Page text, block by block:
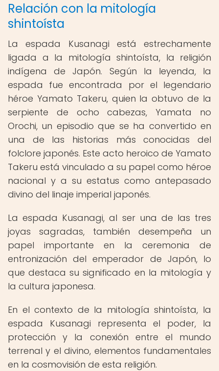
Relación con la mitología
shintoísta
La espada Kusanagi está estrechamente
ligada a la mitología shintoísta, la religión
indígena de Japón. Según la leyenda, la
espada fue encontrada por el legendario
héroe Yamato Takeru, quien la obtuvo de la
serpiente de ocho cabezas, Yamata no
Orochi, un episodio que se ha convertido en
una de las historias más conocidas del
folclore japonés. Este acto heroico de Yamato
Takeru está vinculado a su papel como héroe
nacional y a su estatus como antepasado
divino del linaje imperial japonés.
La espada Kusanagi, al ser una de las tres
joyas sagradas, también desempeña un
papel importante en la ceremonia de
entronización del emperador de Japón, lo
que destaca su significado en la mitología y
la cultura japonesa.
En el contexto de la mitología shintoísta, la
espada Kusanagi representa el poder, la
protección y la conexión entre el mundo
terrenal y el divino, elementos fundamentales
en la cosmovisión de esta religión.